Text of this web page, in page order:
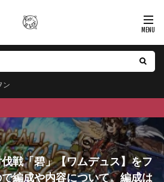
ン
戦「碧」【ワムデュス】をフ
編成や内容について。編成は